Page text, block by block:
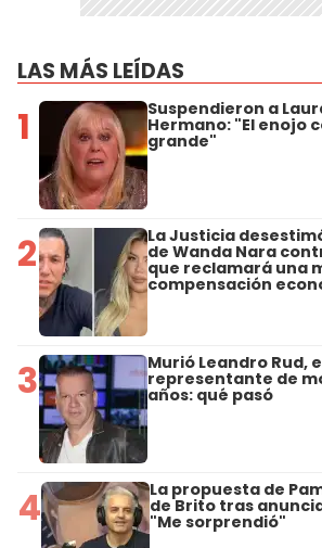
LAS MÁS LEÍDAS
1 Suspendieron a
Hermano: "El enojo
grande"
2 La Justicia
de Wanda Nara
que reclamará una
compensación
3 Murió Leandro Rud,
representante de
años: qué pasó
4 La propuesta de
de Brito tras
"Me sorprendió"